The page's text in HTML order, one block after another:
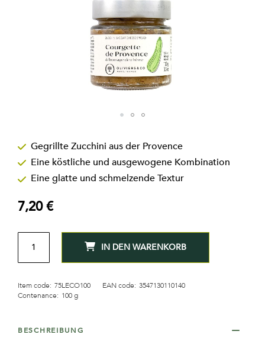
Anfang
der
Bildgalerie
springen
Gegrillte Zucchini aus der Provence
Eine köstliche und ausgewogene Kombination
Eine glatte und schmelzende Textur
7,20 €
MENGE
IN DEN WARENKORB
Item code: 75LECO100 EAN code: 3547130110140
Contenance: 100 g
BESCHREIBUNG